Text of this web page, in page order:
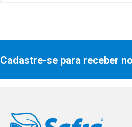
Cadastre-se para receber